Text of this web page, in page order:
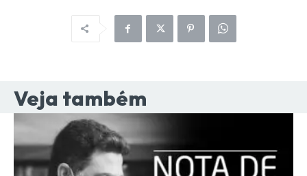
Veja também